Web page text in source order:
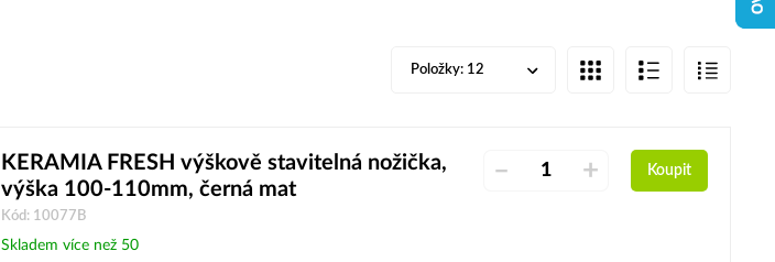
Položky: 12
KERAMIA FRESH výškově stavitelná nožička,
výška 100-110mm, černá mat
Kód: 10077B
Skladem více než 50
– + Koupit